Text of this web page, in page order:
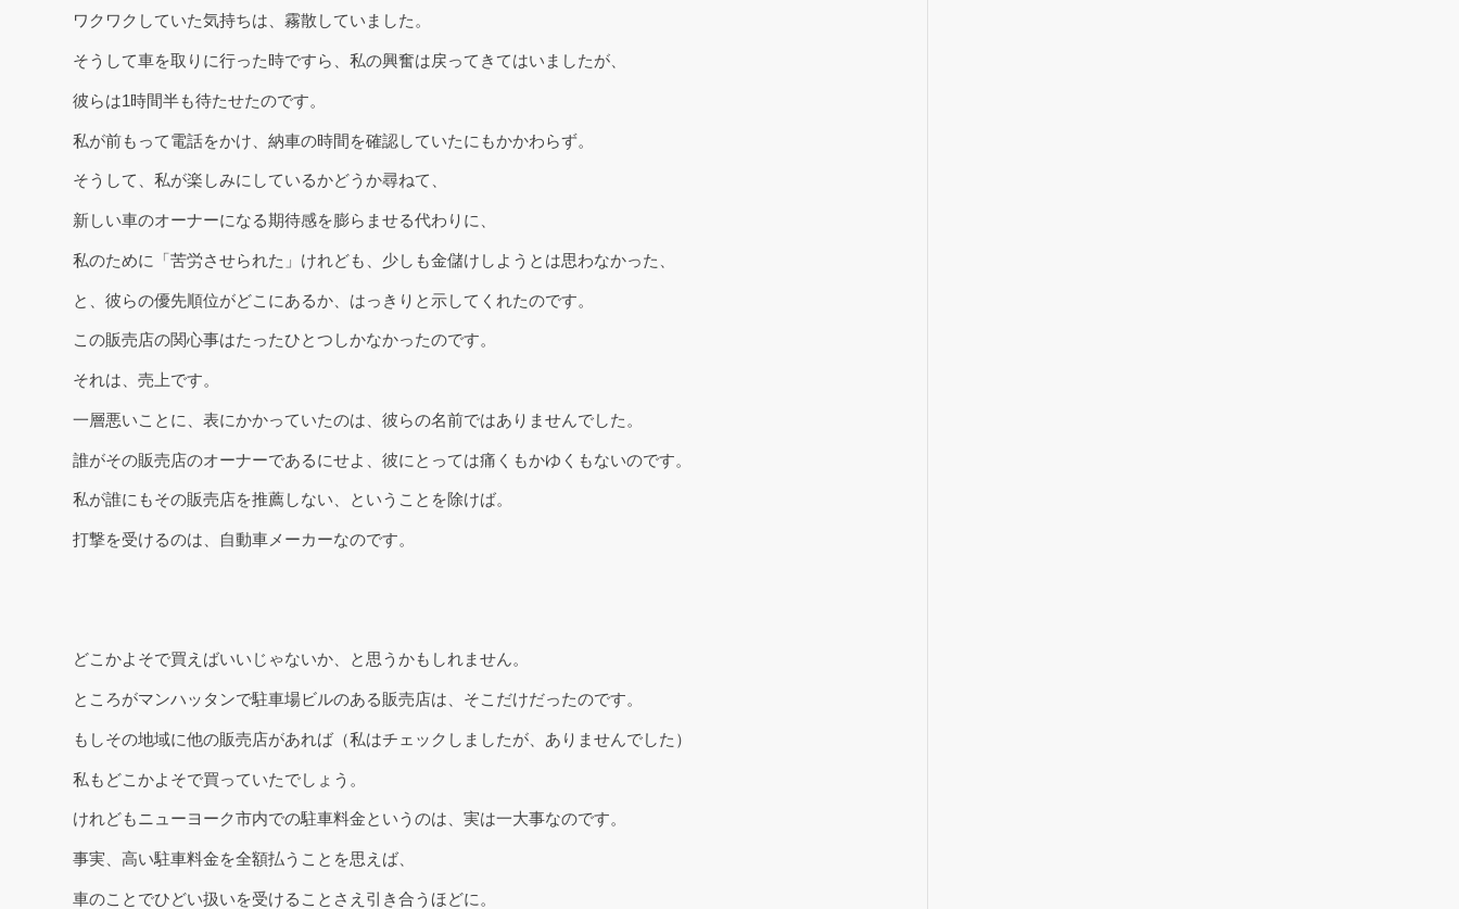
ワクワクしていた気持ちは、霧散していました。
そうして車を取りに行った時ですら、私の興奮は戻ってきてはいましたが、
彼らは1時間半も待たせたのです。
私が前もって電話をかけ、納車の時間を確認していたにもかかわらず。
そうして、私が楽しみにしているかどうか尋ねて、
新しい車のオーナーになる期待感を膨らませる代わりに、
私のために「苦労させられた」けれども、少しも金儲けしようとは思わなかった、
と、彼らの優先順位がどこにあるか、はっきりと示してくれたのです。
この販売店の関心事はたったひとつしかなかったのです。
それは、売上です。
一層悪いことに、表にかかっていたのは、彼らの名前ではありませんでした。
誰がその販売店のオーナーであるにせよ、彼にとっては痛くもかゆくもないのです。
私が誰にもその販売店を推薦しない、ということを除けば。
打撃を受けるのは、自動車メーカーなのです。
どこかよそで買えばいいじゃないか、と思うかもしれません。
ところがマンハッタンで駐車場ビルのある販売店は、そこだけだったのです。
もしその地域に他の販売店があれば（私はチェックしましたが、ありませんでした）
私もどこかよそで買っていたでしょう。
けれどもニューヨーク市内での駐車料金というのは、実は一大事なのです。
事実、高い駐車料金を全額払うことを思えば、
車のことでひどい扱いを受けることさえ引き合うほどに。